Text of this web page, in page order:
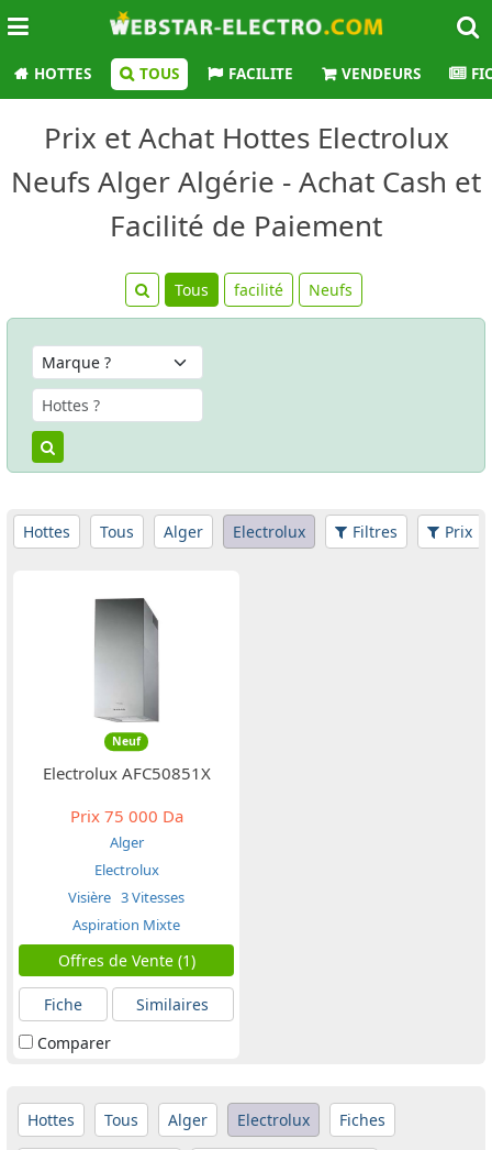
HOTTES TOUS FACILITE VENDEURS
Prix et Achat Hottes Electrolux
Neufs Alger Algérie - Achat Cash et
Facilité de Paiement
Tous facilité Neufs
Hottes Tous Alger Electrolux Filtres Prix
Neuf
Electrolux AFC50851X
Prix75 000 Da
Alger
Electrolux
Visière 3 Vitesses
Aspiration Mixte
Offres de Vente (1)
Fiche
Similaires
Comparer
Hottes Tous Alger Electrolux Fiches